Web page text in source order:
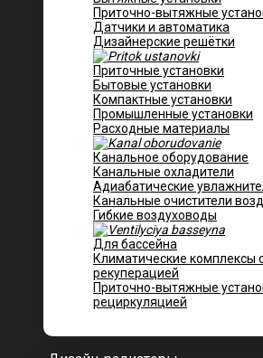
Приточно-вытяжные
Датчики и автоматика
Дизайнерские решётки
Приточные установки
Бытовые установки
Компактные установки
Промышленные установки
Расходные материалы
Канальное оборудование
Канальные охладители
Адиабатические
Канальные очистители
Гибкие воздуховоды
Для бассейна
Климатические комплексы
рекуперацией
Приточно-вытяжные
рециркуляцией